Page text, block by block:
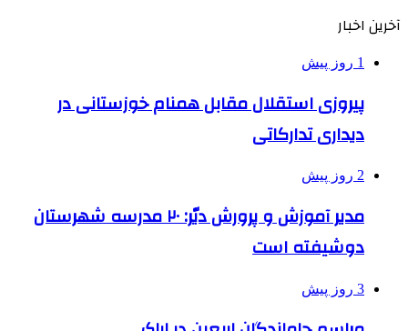
آخرین اخبار
1 روز پیش
پیروزی استقلال مقابل همنام خوزستانی در
دیداری تدارکاتی
2 روز پیش
مدیر آموزش و پرورش دیّر: ۲۰ مدرسه شهرستان
دوشیفته است
3 روز پیش